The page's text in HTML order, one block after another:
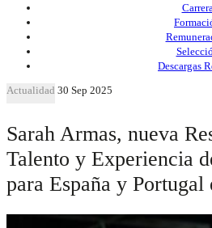
Carrera
Descargas
Actualidad 30 Sep 2025
Sarah Armas, nueva
Talento y Experiencia
para España y Portugal